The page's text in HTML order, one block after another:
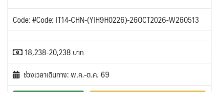
Code: #Code: IT14-CHN-(YIH9H0226)-26OCT2026-W260513
18,238-20,238 บาท
ช่วงเวลาเดินทาง: พ.ค.-ต.ค. 69